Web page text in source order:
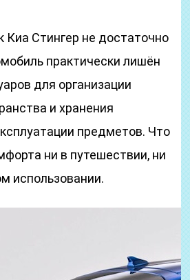
Киа Стингер не достаточно
практически лишён
для организации
и хранения
предметов. Что
ни в путешествии, ни
использовании.